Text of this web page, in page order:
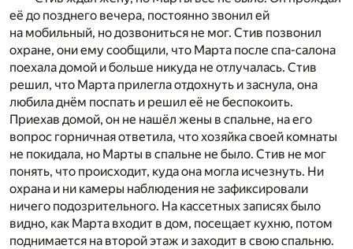
её до позднего вечера, постоянно звонил ей
на мобильный, но дозвониться не мог. Стив позвонил
охране, они ему сообщили, что Марта после спа-салона
поехала домой и больше никуда не отлучалась. Стив
решил, что Марта прилегла отдохнуть и заснула, она
любила днём поспать и решил её не беспокоить.
Приехав домой, он не нашёл жены в спальне, на его
вопрос горничная ответила, что хозяйка своей комнаты
не покидала, но Марты в спальне не было. Стив не мог
понять, что происходит, куда она могла исчезнуть. Ни
охрана и ни камеры наблюдения не зафиксировали
ничего подозрительного. На кассетных записях было
видно, как Марта входит в дом, посещает кухню, потом
поднимается на второй этаж и заходит в свою спальню.